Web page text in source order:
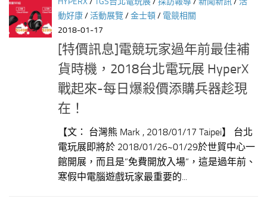
動好康/活動展覽/金士頓/ 電競相關
2018-01-17
[特價訊息]電競玩家過年前最佳補
貨時機，2018台北電玩展 HyperX
戰起來-每日爆殺價添購兵器趁現
在！
【文： 台灣熊 Mark , 2018/01/17 Taipei】 台北
電玩展即將於 2018/01/26~01/29於世貿中心一
館開展，而且是”免費開放入場”，這是過年前、
寒假中電腦遊戲玩家最重要的...